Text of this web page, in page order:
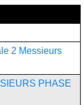
2 Messieurs
PHASE